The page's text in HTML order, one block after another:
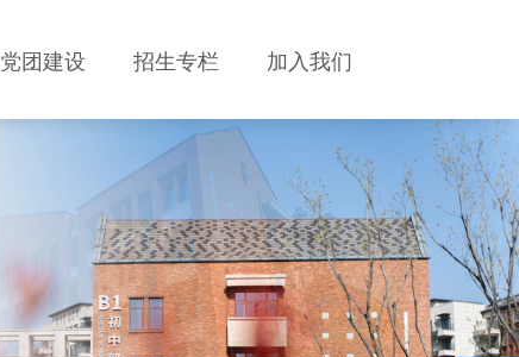
党团建设 招生专栏 加入我们